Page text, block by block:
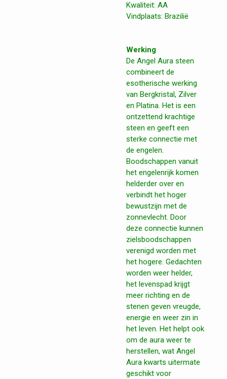
Kwaliteit: AA
Vindplaats: Brazilië
Werking
De Angel Aura steen
combineert de
esotherische werking
van Bergkristal, Zilver
en Platina. Het is een
ontzettend krachtige
steen en geeft een
sterke connectie met
de engelen.
Boodschappen vanuit
het engelenrijk komen
helderder over en
verbindt het hoger
bewustzijn met de
zonnevlecht. Door
deze connectie kunnen
zielsboodschappen
verenigd worden met
het hogere. Gedachten
worden weer helder,
het levenspad krijgt
meer richting en de
stenen geven vreugde,
energie en weer zin in
het leven. Het helpt ook
om de aura weer te
herstellen, wat Angel
Aura kwarts uitermate
geschikt voor